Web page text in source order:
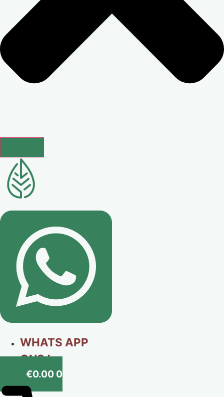
WHATS APP
ONS !
€0.00 0